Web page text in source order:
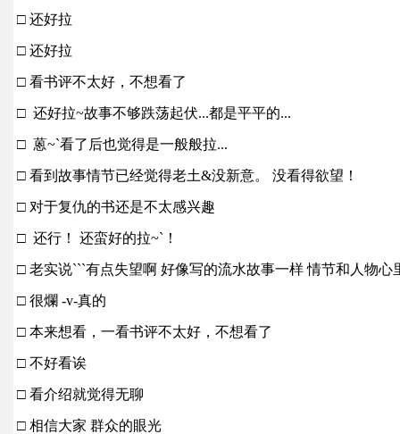
□ 还好拉
□ 还好拉
□ 看书评不太好，不想看了
□ 还好拉~故事不够跌荡起伏...都是平平的...
□ 蒽~`看了后也觉得是一般般拉...
□ 看到故事情节已经觉得老土&没新意。 没看得欲望！
□ 对于复仇的书还是不太感兴趣
□ 还行！ 还蛮好的拉~`！
□ 老实说```有点失望啊 好像写的流水故事一样 情节和人物心
□ 很爛 -v-真的
□ 本来想看，一看书评不太好，不想看了
□ 不好看诶
□ 看介绍就觉得无聊
□ 相信大家 群众的眼光